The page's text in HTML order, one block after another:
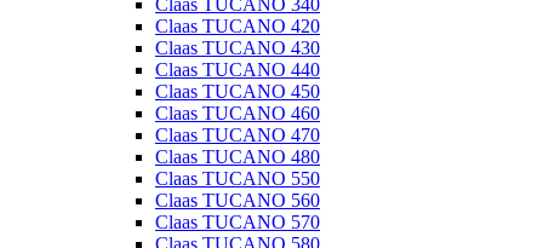
Claas TUCANO 340
Claas TUCANO 420
Claas TUCANO 430
Claas TUCANO 440
Claas TUCANO 450
Claas TUCANO 460
Claas TUCANO 470
Claas TUCANO 480
Claas TUCANO 550
Claas TUCANO 560
Claas TUCANO 570
Claas TUCANO 580